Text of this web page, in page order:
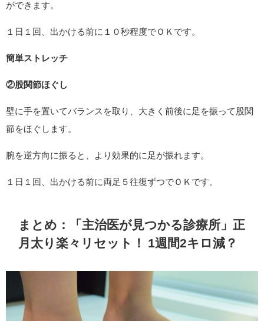
ができます。
１日１回、出かける前に１０秒程度でＯＫです。
簡単ストレッチ
②股関節ほぐし
壁に手を置いてバランスを取り、大きく前後に足を振って股関
節をほぐします。
腕を逆方向に振ると、より効果的に足が振れます。
１日１回、出かける前に両足５往復ずつでＯＫです。
まとめ：「主治医が見つかる診療所」正
月太り楽々リセット！
1週間2キロ減？